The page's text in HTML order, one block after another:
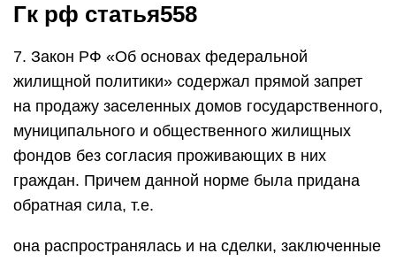
Гк рф статья558
7. Закон РФ «Об основах федеральной
жилищной политики» содержал прямой запрет
на продажу заселенных домов государственного,
муниципального и общественного жилищных
фондов без согласия проживающих в них
граждан. Причем данной норме была придана
обратная сила, т.е.
она распространялась и на сделки, заключенные